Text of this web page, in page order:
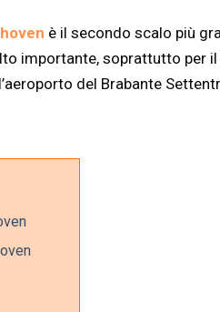
è il secondo scalo più
importante, soprattutto per
del Brabante